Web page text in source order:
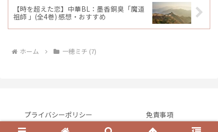
【時を超えた恋】中華BL：墨香銅臭「魔道
祖師 」(全4巻) 感想・おすすめ
ホーム 一穂ミチ (7)
プライバシーポリシー
免責事項